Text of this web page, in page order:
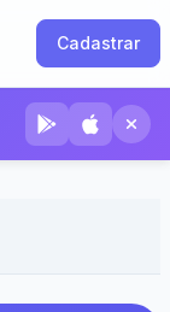
Cadastrar